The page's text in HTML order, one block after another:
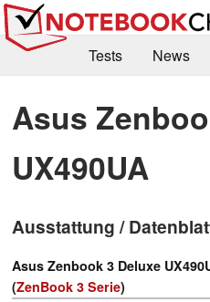
Tests News
Kaufberatung
Deals
Forum
Asus
UX490UA
Ausstattung /
Asus Zenbook 3 Deluxe
(ZenBook 3 Serie)